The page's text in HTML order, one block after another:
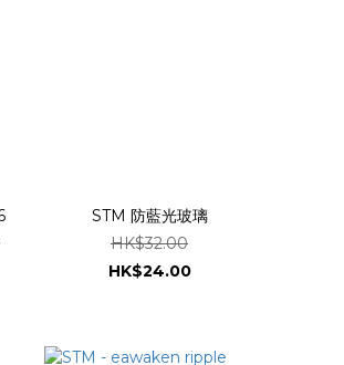
STM 防藍光玻璃
HK$32.00
HK$24.00